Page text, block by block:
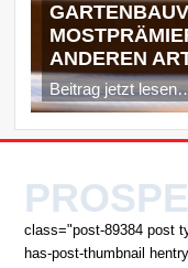
ANDEREN
Beitrag jetzt
class="post-89384 post
has-post-thumbnail